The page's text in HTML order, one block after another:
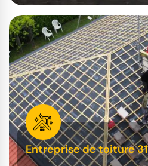
Entreprise de toiture 31